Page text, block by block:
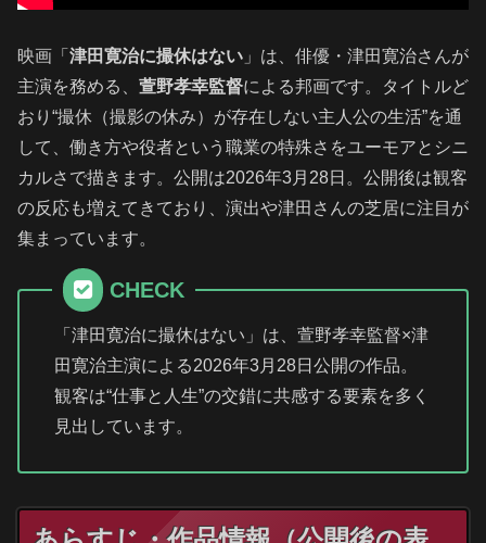
映画「 津田寛治に撮休はない 」は、俳優・津田寛治さんが
主演を務める、 萱野孝幸監督による邦画です。タイトルど
おり“撮休（撮影の休み）が存在しない主人公の生活”を通
して、働き方や役者という職業の特殊さをユーモアとシニ
カルさで描きます。公開は2026年3月28日。公開後は観客
の反応も増えてきており、演出や津田さんの芝居に注目が
集まっています。
CHECK
「津田寛治に撮休はない」は、萱野孝幸監督×津
田寛治主演による2026年3月28日公開の作品。
観客は“仕事と人生”の交錯に共感する要素を多く
見出しています。